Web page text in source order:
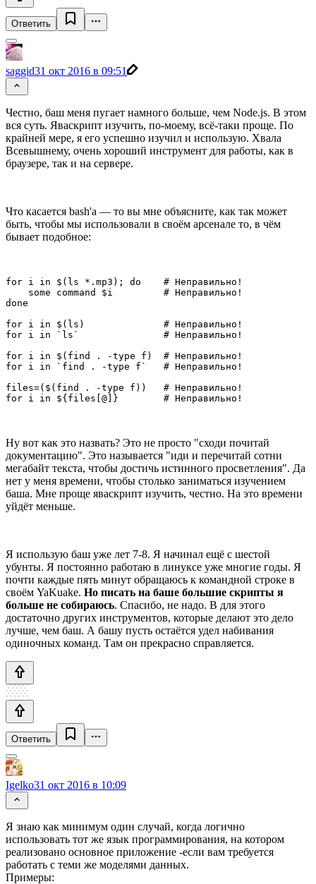
Ответить
saggid31 окт 2016 в 09:51
Честно, баш меня пугает намного больше, чем Node.js. В этом
вся суть. Яваскрипт изучить, по-моему, всё-таки проще. По
крайней мере, я его успешно изучил и использую. Хвала
Всевышнему, очень хороший инструмент для работы, как в
браузере, так и на сервере.
Что касается bash'а — то вы мне объясните, как так может
быть, чтобы мы использовали в своём арсенале то, в чём
бывает подобное:
for i in $(ls *.mp3); do    # Неправильно!
    some command $i         # Неправильно!
done
for i in $(ls)              # Неправильно!
for i in `ls`               # Неправильно!
for i in $(find . -type f)  # Неправильно!
for i in `find . -type f`   # Неправильно!
files=($(find . -type f))   # Неправильно!
for i in ${files[@]}        # Неправильно!
Ну вот как это назвать? Это не просто "сходи почитай
документацию". Это называется "иди и перечитай сотни
мегабайт текста, чтобы достичь истинного просветления". Да
нет у меня времени, чтобы столько заниматься изучением
баша. Мне проще яваскрипт изучить, честно. На это времени
уйдёт меньше.
Я использую баш уже лет 7-8. Я начинал ещё с шестой
убунты. Я постоянно работаю в линуксе уже многие годы. Я
почти каждые пять минут обращаюсь к командной строке в
своём YaKuake. Но писать на баше большие скрипты я
больше не собираюсь. Спасибо, не надо. В для этого
достаточно других инструментов, которые делают это дело
лучше, чем баш. А башу пусть остаётся удел набивания
одиночных команд. Там он прекрасно справляется.
Ответить
Igelko31 окт 2016 в 10:09
Я знаю как минимум один случай, когда логично
использовать тот же язык программирования, на котором
реализовано основное приложение -если вам требуется
работать с теми же моделями данных.
Примеры: